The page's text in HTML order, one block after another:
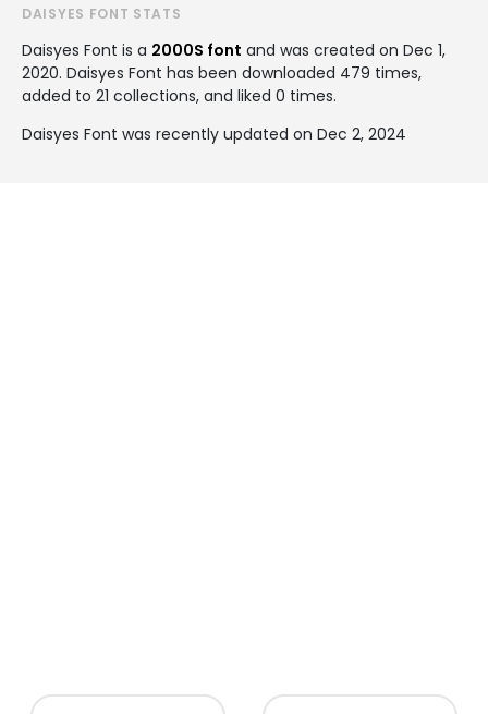
DAISYES FONT STATS
Daisyes Font is a 2000S font and was created on Dec 1,
2020. Daisyes Font has been downloaded 479 times,
added to 21 collections, and liked 0 times.
Daisyes Font was recently updated on Dec 2, 2024